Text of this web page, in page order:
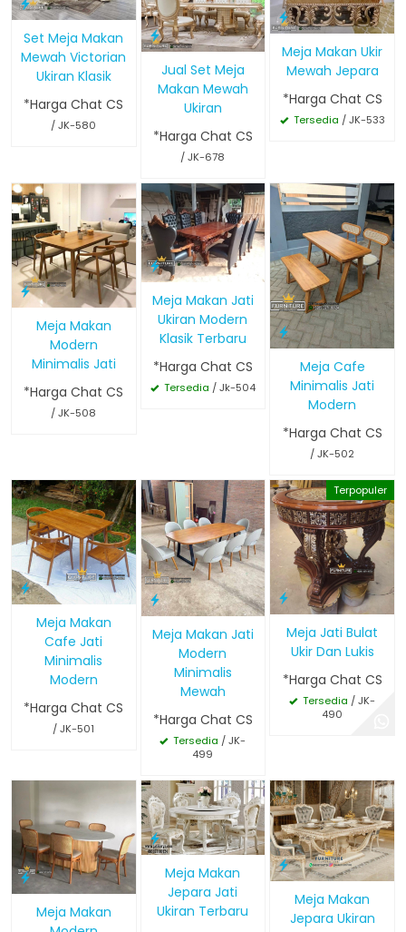
Set Meja Makan
Mewah Victorian
Ukiran Klasik
*Harga Chat CS
/ JK-580
Jual Set Meja
Makan Mewah
Ukiran
*Harga Chat CS
/ JK-678
Meja Makan Ukir
Mewah Jepara
*Harga Chat CS
Tersedia / JK-533
Meja Makan
Modern
Minimalis Jati
*Harga Chat CS
/ JK-508
Meja Makan Jati
Ukiran Modern
Klasik Terbaru
*Harga Chat CS
Tersedia / Jk-504
Meja Cafe
Minimalis Jati
Modern
*Harga Chat CS
/ JK-502
Meja Makan
Cafe Jati
Minimalis
Modern
*Harga Chat CS
/ JK-501
Meja Makan Jati
Modern
Minimalis
Mewah
*Harga Chat CS
Tersedia / JK-
499
Terpopuler
Meja Jati Bulat
Ukir Dan Lukis
*Harga Chat CS
Tersedia / JK-
490
Meja Makan
Meja Makan
Jepara Jati
Ukiran Terbaru
Meja Makan
Jepara Ukiran